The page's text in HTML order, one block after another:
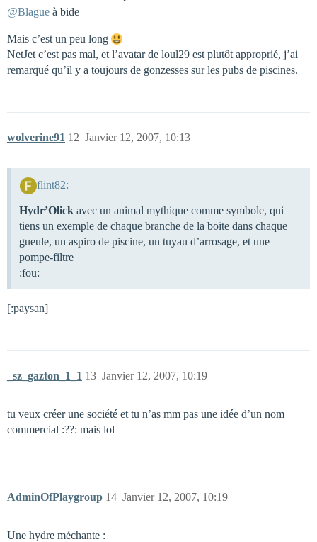
@Blague à bide
Mais c’est un peu long
NetJet c’est pas mal, et l’avatar de loul29 est plutôt approprié, j’ai
remarqué qu’il y a toujours de gonzesses sur les pubs de piscines.
wolverine91 Janvier 12, 2007, 10:13
12
flint82:
Hydr’Olick avec un animal mythique comme symbole, qui
tiens un exemple de chaque branche de la boite dans chaque
gueule, un aspiro de piscine, un tuyau d’arrosage, et une
pompe-filtre
:fou:
[:paysan]
_sz_gazton_1_1 Janvier 12, 2007, 10:19
13
tu veux créer une société et tu n’as mm pas une idée d’un nom
commercial :??: mais lol
AdminOfPlaygroup Janvier 12, 2007, 10:19
14
Une hydre méchante :